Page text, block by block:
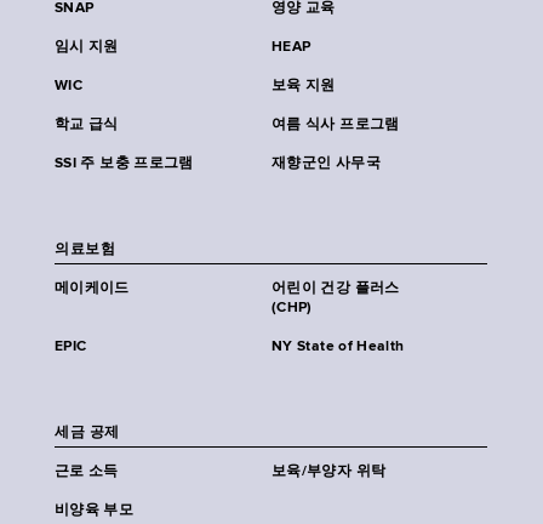
SNAP 영양 교육
임시 지원 HEAP
WIC 보육 지원
학교 급식 여름 식사 프로그램
SSI 주 보충 프로그램 재향군인 사무국
의료보험
메이케이드
어린이 건강 플러스
(CHP)
EPIC NY State of Health
세금 공제
근로 소득 보육/부양자 위탁
비양육 부모